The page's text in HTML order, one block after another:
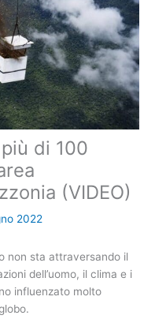
di 100
(VIDEO)
2022
non sta attraversando il
dell’uomo, il clima e i
influenzato molto